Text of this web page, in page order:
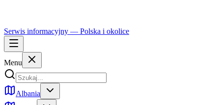
Serwis informacyjny — Polska i okolice
Menu
Albania